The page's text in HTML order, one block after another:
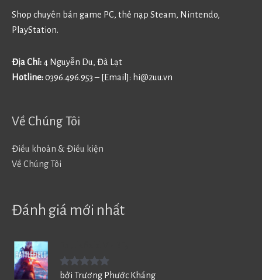
Shop chuyên bán game PC, thẻ nạp Steam, Nintendo,
PlayStation.
Địa Chỉ:4 Nguyễn Du, Đà Lạt
Hotline:0396.496.953 – [Email]: hi@zuu.vn
Về Chúng Tôi
Điều khoản & Điều kiện
Về Chúng Tôi
Đánh giá mới nhất
Được xếp
bởi Trương Phước Kháng